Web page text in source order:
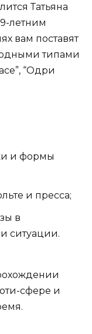
Татьяна
летним
вам поставят
типами
“Одри
и формы
и пресса;
в
ситуации.
сфере и